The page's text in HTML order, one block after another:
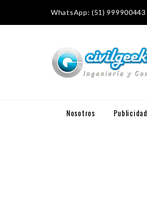
WhatsApp: (51) 999900443
Nosotros Publicidad